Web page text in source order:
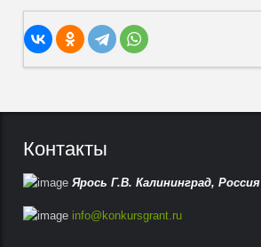
Контакты
Ярось Г.В.Калининград,Россия
info@konkursgrant.ru